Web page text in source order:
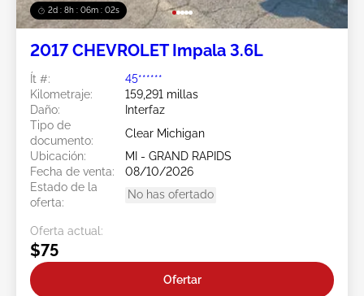
2d : 8h : 05m : 59s
2017 CHEVROLET Impala 3.6L
Ít #:
45******
Kilometraje:
159,291 millas
Daño:
Interfaz
Tipo de
documento:
Clear Michigan
Ubicación:
MI - GRAND RAPIDS
Fecha de venta:
08/10/2026
Estado de la
oferta:
No has ofertado
Oferta actual:
$75
Ofertar